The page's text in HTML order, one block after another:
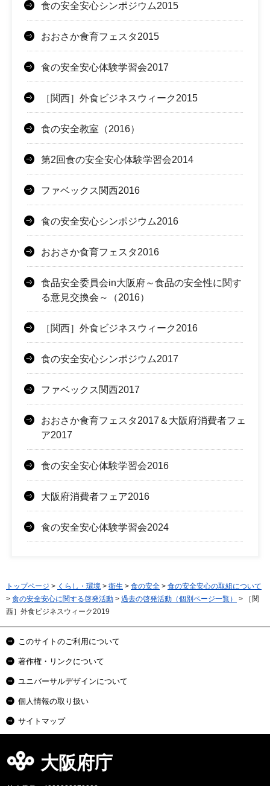
食の安全安心シンポジウム2015
おおさか食育フェスタ2015
食の安全安心体験学習会2017
［関西］外食ビジネスウィーク2015
食の安全教室（2016）
第2回食の安全安心体験学習会2014
ファベックス関西2016
食の安全安心シンポジウム2016
おおさか食育フェスタ2016
食品安全委員会in大阪府～食品の安全性に関す
る意見交換会～（2016）
［関西］外食ビジネスウィーク2016
食の安全安心シンポジウム2017
ファベックス関西2017
おおさか食育フェスタ2017＆大阪府消費者フェ
ア2017
食の安全安心体験学習会2016
大阪府消費者フェア2016
食の安全安心体験学習会2024
トップページ > くらし・環境 > 衛生 > 食の安全 > 食の安全安心の取組について
> 食の安全安心に関する啓発活動 > 過去の啓発活動（個別ページ一覧）
> ［関
西］外食ビジネスウィーク2019
このサイトのご利用について
著作権・リンクについて
ユニバーサルデザインについて
個人情報の取り扱い
サイトマップ
大阪府庁